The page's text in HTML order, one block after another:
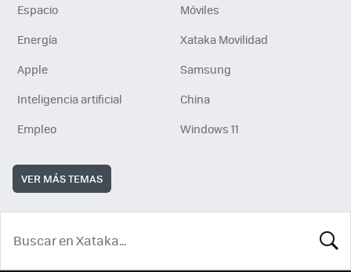
Espacio
Móviles
Energía
Xataka Movilidad
Apple
Samsung
Inteligencia artificial
China
Empleo
Windows 11
VER MÁS TEMAS